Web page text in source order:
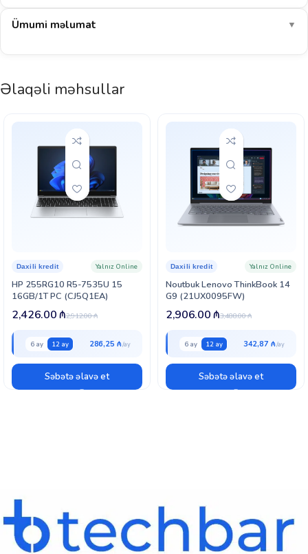
Ümumi məlumat ▼
Əlaqəli məhsullar
HP 255RG10 R5-7535U 15
16GB/1T PC (CJ5Q1EA)
Daxili kredit Yalnız Online
2,912.00₼
2,426.00₼
6 ay 12 ay 286,25 ₼
Səbətə əlavə et
Noutbuk Lenovo ThinkBook 14
G9 (21UX0095FW)
Daxili kredit Yalnız Online
3,488.00₼
2,906.00₼
6 ay 12 ay 342,87 ₼
Səbətə əlavə et